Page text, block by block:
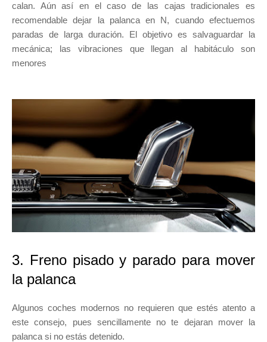
calan. Aún así en el caso de las cajas tradicionales es
recomendable dejar la palanca en N, cuando efectuemos
paradas de larga duración. El objetivo es salvaguardar la
mecánica; las vibraciones que llegan al habitáculo son
menores
3. Freno pisado y parado para mover
la palanca
Algunos coches modernos no requieren que estés atento a
este consejo, pues sencillamente no te dejaran mover la
palanca si no estás detenido.